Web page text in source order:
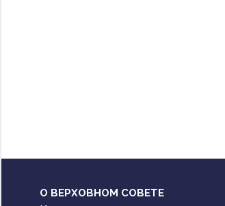
О ВЕРХОВНОМ СОВЕТЕ